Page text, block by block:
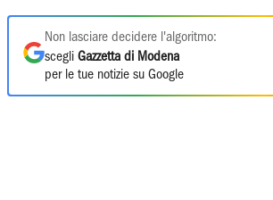
Non lasciare decidere l'algoritmo:
scegli Gazzetta di Modena
per le tue notizie su Google